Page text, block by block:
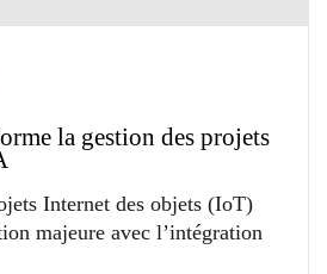
la gestion des projets
Internet des objets (IoT)
majeure avec l’intégration